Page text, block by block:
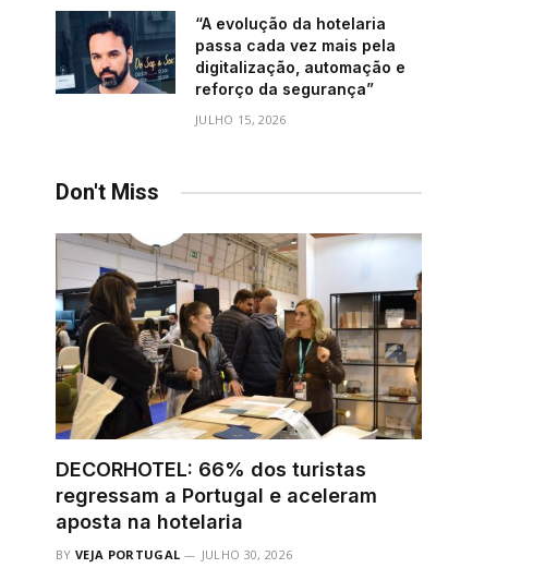
“A evolução da hotelaria
passa cada vez mais pela
digitalização, automação e
reforço da segurança”
JULHO 15, 2026
Don't Miss
DECORHOTEL: 66% dos turistas
regressam a Portugal e aceleram
aposta na hotelaria
BY VEJA PORTUGAL JULHO 30, 2026